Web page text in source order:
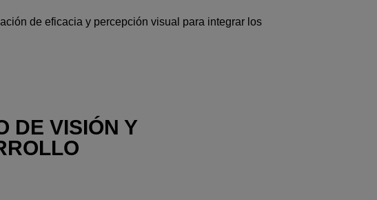
de eficacia y percepción visual para integrar los
DE VISIÓN Y